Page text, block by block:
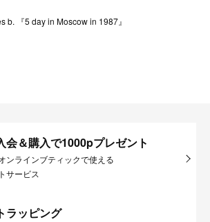
b. 『5 day in Moscow in 1987』
会＆購入で1000pプレゼント
ンラインブティックで使える
サービス
ラッピング